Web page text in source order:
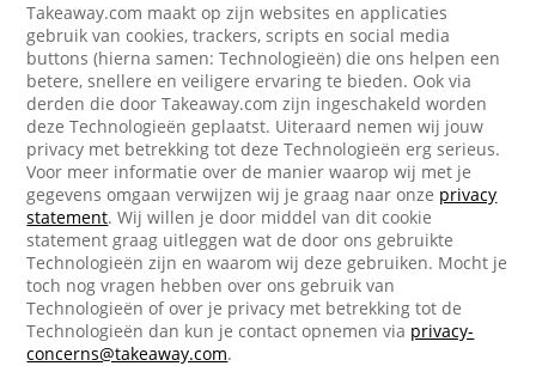
Takeaway.com maakt op zijn websites en applicaties
gebruik van cookies, trackers, scripts en social media
buttons (hierna samen: Technologieën) die ons helpen een
betere, snellere en veiligere ervaring te bieden. Ook via
derden die door Takeaway.com zijn ingeschakeld worden
deze Technologieën geplaatst. Uiteraard nemen wij jouw
privacy met betrekking tot deze Technologieën erg serieus.
Voor meer informatie over de manier waarop wij met je
gegevens omgaan verwijzen wij je graag naar onze privacy
statement. Wij willen je door middel van dit cookie
statement graag uitleggen wat de door ons gebruikte
Technologieën zijn en waarom wij deze gebruiken. Mocht je
toch nog vragen hebben over ons gebruik van
Technologieën of over je privacy met betrekking tot de
Technologieën dan kun je contact opnemen via privacy-
concerns@takeaway.com.